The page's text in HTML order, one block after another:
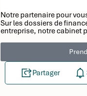
Notre partenaire pour
Sur les dossiers de
entreprise, notre cabinet
Partager